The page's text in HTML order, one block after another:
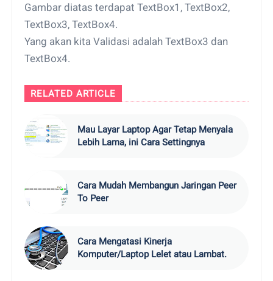
Gambar diatas terdapat TextBox1, TextBox2,
TextBox3, TextBox4.
Yang akan kita Validasi adalah TextBox3 dan
TextBox4.
RELATED ARTICLE
Mau Layar Laptop Agar Tetap Menyala
Lebih Lama, ini Cara Settingnya
Cara Mudah Mеmbаngun Jaringan Peer
To Pееr
Cara Mengatasi Kinerja
Komputer/Laptop Lelet atau Lambat.